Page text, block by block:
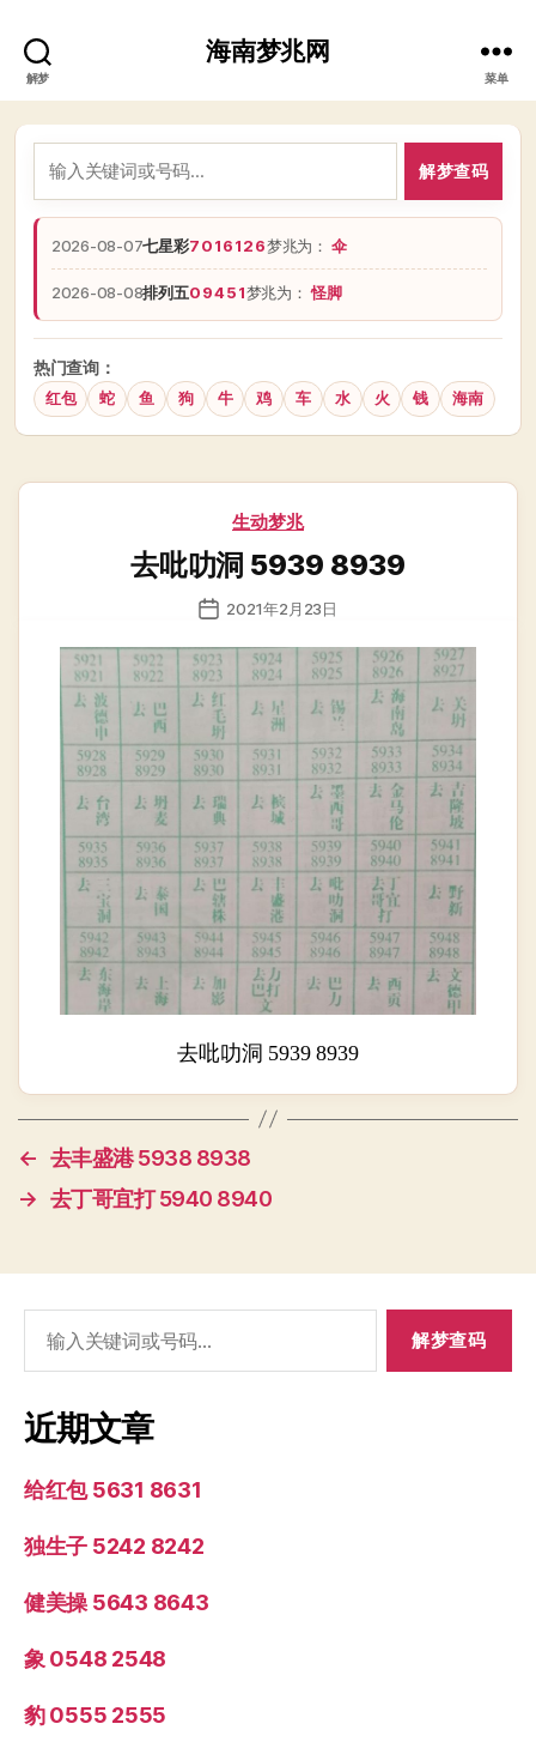
解梦
海南梦兆网
菜单
解梦查码
2026-08-07七星彩7016126梦兆为：伞
2026-08-08排列五09451梦兆为：怪脚
热门查询：
红包 蛇 鱼 狗 牛 鸡 车 水 火 钱 海南
分
生动梦兆
去吡叻洞 5939 8939
发
日
期
2021年2月23日
去吡叻洞 5939 8939
← 去丰盛港 5938 8938
→ 去丁哥宜打 5940 8940
索：
近期文章
给红包 5631 8631
独生子 5242 8242
健美操 5643 8643
象 0548 2548
豹 0555 2555